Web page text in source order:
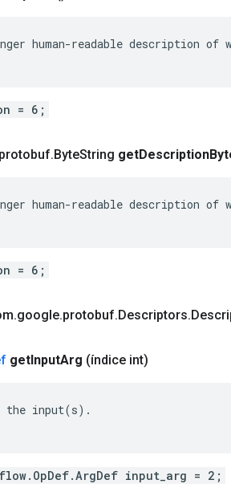
human-readable description of
= 6;
protobuf.ByteString getDescription
human-readable description of
= 6;
.google.protobuf.Descriptors.
getInputArg (índice int)
the input(s).
input_arg = 2;